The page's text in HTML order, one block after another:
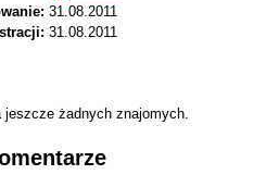
31.08.2011
31.08.2011
jeszcze żadnych znajomych.